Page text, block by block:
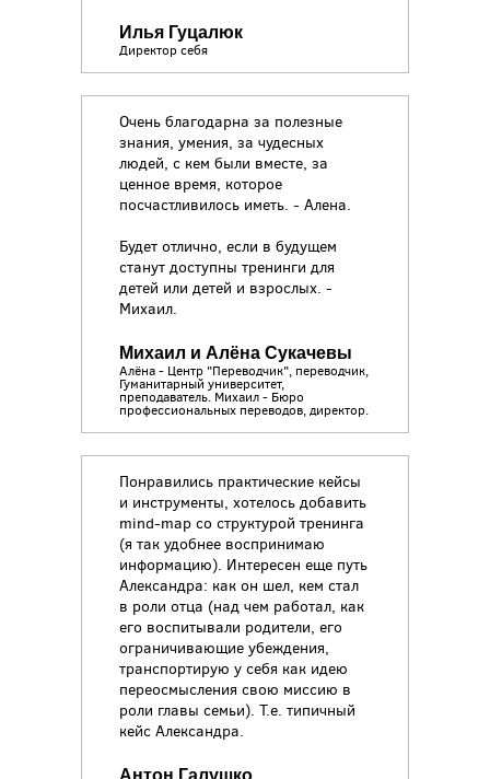
Илья Гуцалюк
Директор себя
Очень благодарна за полезные
знания, умения, за чудесных
людей, с кем были вместе, за
ценное время, которое
посчастливилось иметь. - Алена.
Будет отлично, если в будущем
станут доступны тренинги для
детей или детей и взрослых. -
Михаил.
Михаил и Алёна Сукачевы
Алёна - Центр "Переводчик", переводчик,
Гуманитарный университет,
преподаватель. Михаил - Бюро
профессиональных переводов, директор.
Понравились практические кейсы
и инструменты, хотелось добавить
mind-map со структурой тренинга
(я так удобнее воспринимаю
информацию). Интересен еще путь
Александра: как он шел, кем стал
в роли отца (над чем работал, как
его воспитывали родители, его
ограничивающие убеждения,
транспортирую у себя как идею
переосмысления свою миссию в
роли главы семьи). Т.е. типичный
кейс Александра.